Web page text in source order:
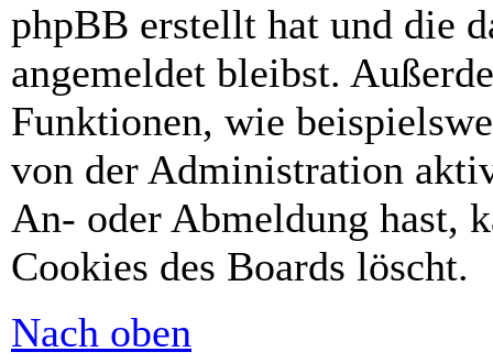
phpBB erstellt hat und die
angemeldet bleibst.
Funktionen, wie
von der Administration
An- oder Abmeldung hast,
Cookies des Boards löscht.
Nach oben